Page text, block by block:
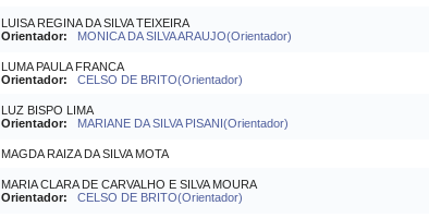
LUISA REGINA DA SILVA TEIXEIRA
Orientador:
MONICA DA SILVA ARAUJO(Orientador)
LUMA PAULA FRANCA
Orientador:
CELSO DE BRITO(Orientador)
LUZ BISPO LIMA
Orientador:
MARIANE DA SILVA PISANI(Orientador)
MAGDA RAIZA DA SILVA MOTA
MARIA CLARA DE CARVALHO E SILVA MOURA
Orientador:
CELSO DE BRITO(Orientador)